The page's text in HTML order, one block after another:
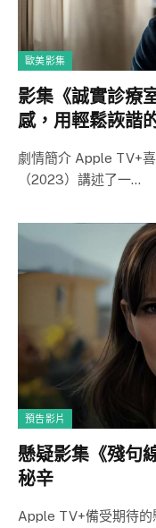
歐美影集
影集《誠實診療
感，用輕鬆詼諧
劇情簡介 Apple TV+喜
（2023）講述了一…
預告影片
懸疑影集《殘句
秘辛
Apple TV+備受期待